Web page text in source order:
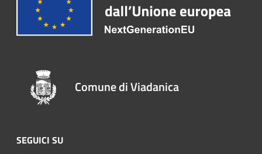
Comune di Viadanica
SEGUICI SU